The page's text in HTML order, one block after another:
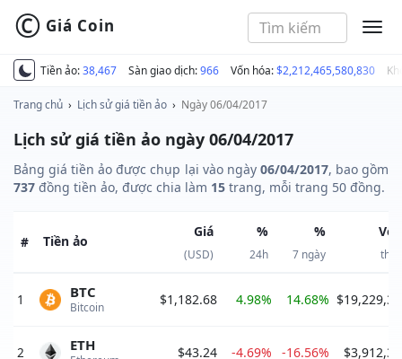
Tiền ảo:38,467 Sàn giao dịch:966 Vốn hóa:$2,212,465,580,830
© Giá Coin
Trang chủ › Lịch sử giá tiền ảo › Ngày 06/04/2017
Lịch sử giá tiền ảo ngày 06/04/2017
Bảng giá tiền ảo được chụp lại vào ngày 06/04/2017, bao gồm
737 đồng tiền ảo, được chia làm 15 trang, mỗi trang 50 đồng.
# Tiền ảo
Giá
(USD)
%
24h
%
7 ngày thị
1 Bitcoin
BTC $1,182.68 4.98% 14.68%
2 ETH $43.24 -4.69% -16.56%